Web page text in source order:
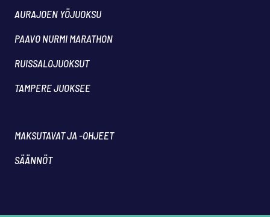
AURAJOEN YÖJUOKSU
PAAVO NURMI MARATHON
RUISSALOJUOKSUT
TAMPERE JUOKSEE
MAKSUTAVAT JA -OHJEET
SÄÄNNÖT